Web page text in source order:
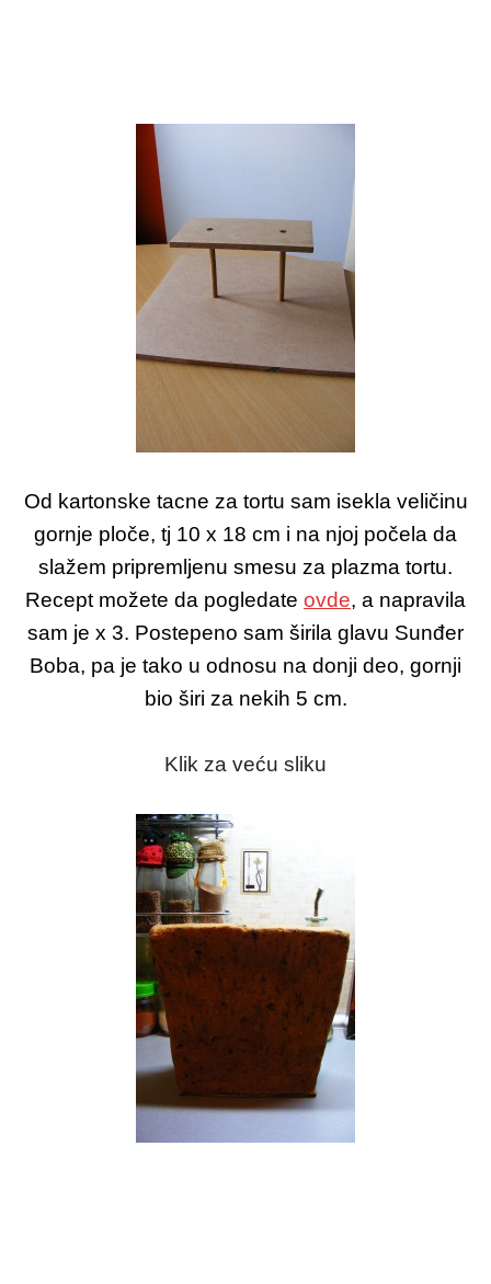
Od kartonske tacne za tortu sam isekla veličinu
gornje ploče, tj 10 x 18 cm i na njoj počela da
slažem pripremljenu smesu za plazma tortu.
Recept možete da pogledate ovde, a napravila
sam je x 3. Postepeno sam širila glavu Sunđer
Boba, pa je tako u odnosu na donji deo, gornji
bio širi za nekih 5 cm.
Klik za veću sliku